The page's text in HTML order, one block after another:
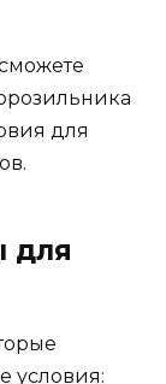
для
для
условия: